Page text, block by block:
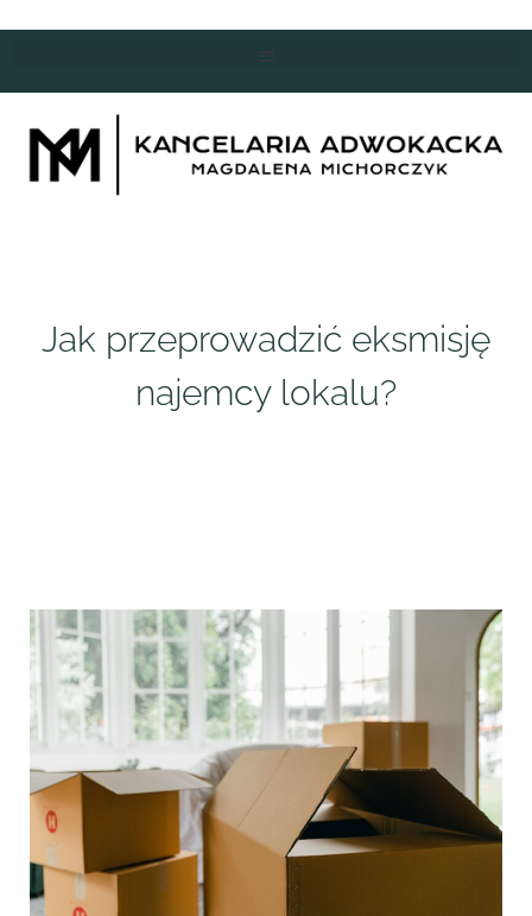
Jak przeprowadzić eksmisję
najemcy lokalu?